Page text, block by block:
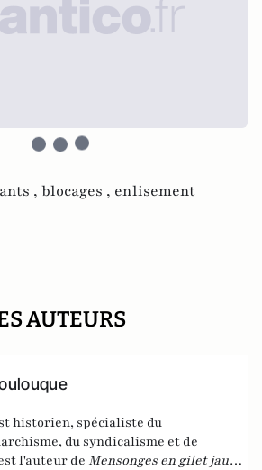
, blocages , enlisement
AUTEURS
historien, spécialiste du
du syndicalisme et de
l'auteur de Mensonges en gilet jaune